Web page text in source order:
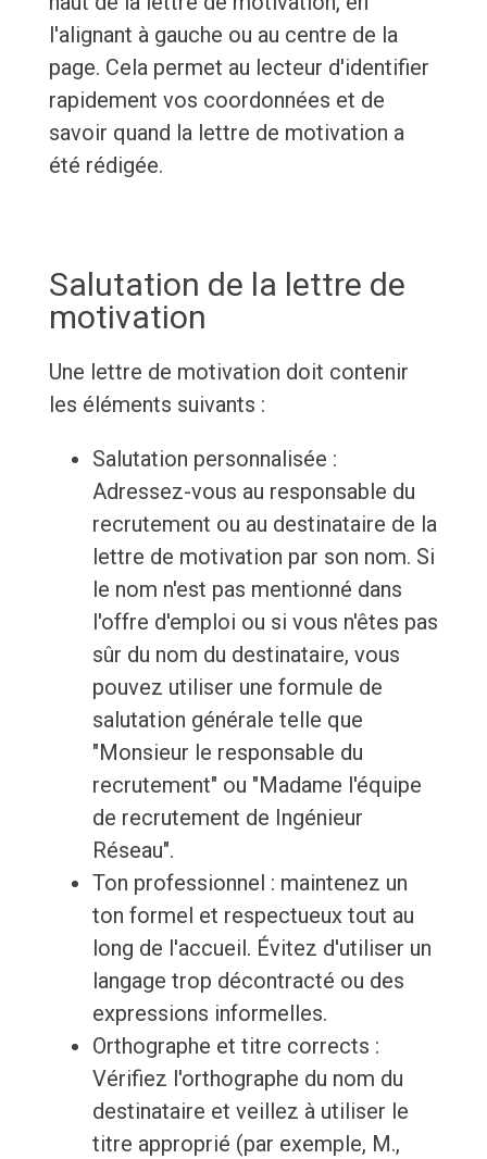
l'alignant à gauche ou au centre de la
page. Cela permet au lecteur d'identifier
rapidement vos coordonnées et de
savoir quand la lettre de motivation a
été rédigée.
Salutation de la lettre de
motivation
Une lettre de motivation doit contenir
les éléments suivants :
Salutation personnalisée :
Adressez-vous au responsable du
recrutement ou au destinataire de la
lettre de motivation par son nom. Si
le nom n'est pas mentionné dans
l'offre d'emploi ou si vous n'êtes pas
sûr du nom du destinataire, vous
pouvez utiliser une formule de
salutation générale telle que
"Monsieur le responsable du
recrutement" ou "Madame l'équipe
de recrutement de Ingénieur
Réseau".
Ton professionnel : maintenez un
ton formel et respectueux tout au
long de l'accueil. Évitez d'utiliser un
langage trop décontracté ou des
expressions informelles.
Orthographe et titre corrects :
Vérifiez l'orthographe du nom du
destinataire et veillez à utiliser le
titre approprié (par exemple, M.,